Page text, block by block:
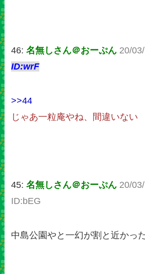
46:名無しさん＠おーぷん 20/
ID:wrF
>>44
じゃあ一粒庵やね、間違いない
45:名無しさん＠おーぷん 20/
ID:bEG
中島公園やと一幻が割と近かっ